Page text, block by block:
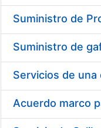
Erakutsi/Ezkutatu
Acuerdo marco